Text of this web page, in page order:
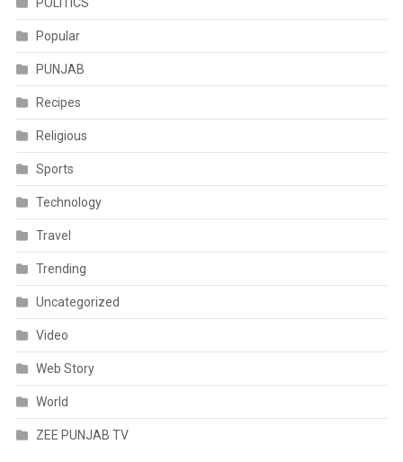
Popular
PUNJAB
Recipes
Religious
Sports
Technology
Travel
Trending
Uncategorized
Video
Web Story
World
ZEE PUNJAB TV